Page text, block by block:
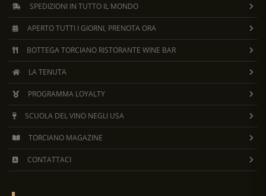
SPEDIZIONI IN TUTTO IL MONDO
APERTO TUTTI I GIORNI, PRENOTA ORA
BOTTEGA TORCIANO RISTORANTE WINE BAR
LA TENUTA
PROGRAMMA LOYALTY
SCUOLA DEL VINO NEGLI USA
TORCIANO MAGAZINE
CONTATTACI